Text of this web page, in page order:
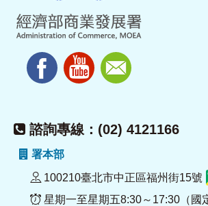
諮詢專線：(02) 4121166
署本部
100210臺北市中正區福州街15號
星期一至星期五8:30～17:30（國